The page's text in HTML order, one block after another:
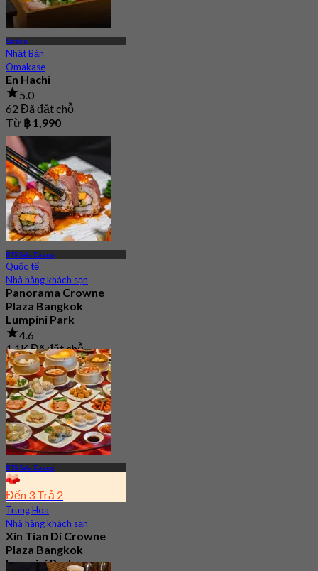
Sathon
Nhật Bản
Omakase
En Hachi
5.0
62 Đã đặt chỗ
Từ ฿ 1,990
BTS Sala Daeng
Quốc tế
Nhà hàng khách sạn
Panorama Crowne
Plaza Bangkok
Lumpini Park
4.6
1.1K Đã đặt chỗ
Từ฿ 550
BTS Sala Daeng
Đến 3 Trả 2
Trung Hoa
Nhà hàng khách sạn
Xin Tian Di Crowne
Plaza Bangkok
Lumpini Park